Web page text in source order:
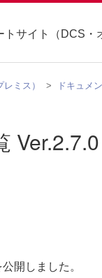
トサイト（DCS・
ミス） ドキュメ
Ver.2.7.0
開しました。